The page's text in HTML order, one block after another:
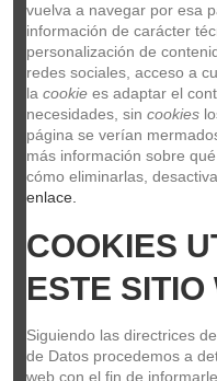
Marcus Miller BAJO P5R
P5R Alder-4 VWH
MARCUS MILLER
Fuera de stock
475,00 €
Ver
SIRE GUITARS S5 3TONE
707049
389,00 €
vuelva a navegar por esa
información de carácter
personalización de
redes sociales, acceso a
la cookie es adaptar el
necesidades, sin cookies
página se verían
más información sobre
cómo eliminarlas,
enlace.
COOKIES
ESTE SITIO
Siguiendo las directrices
de Datos procedemos a
web con el fin de